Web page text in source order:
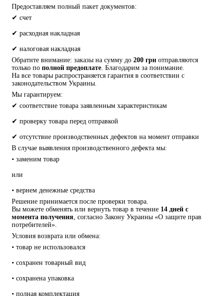
Предоставляем полный пакет документов:
✔ счет
✔ расходная накладная
✔ налоговая накладная
Обратите внимание: заказы на сумму до 200 грн отправляются
только по полной предоплате. Благодарим за понимание.
На все товары распространяется гарантия в соответствии с
законодательством Украины.
Мы гарантируем:
✔ соответствие товара заявленным характеристикам
✔ проверку товара перед отправкой
✔ отсутствие производственных дефектов на момент отправки
В случае выявления производственного дефекта мы:
• заменим товар
или
• вернем денежные средства
Решение принимается после проверки товара.
Вы можете обменять или вернуть товар в течение 14 дней с
момента получения, согласно Закону Украины «О защите прав
потребителей».
Условия возврата или обмена:
• товар не использовался
• сохранен товарный вид
• сохранена упаковка
• полная комплектация